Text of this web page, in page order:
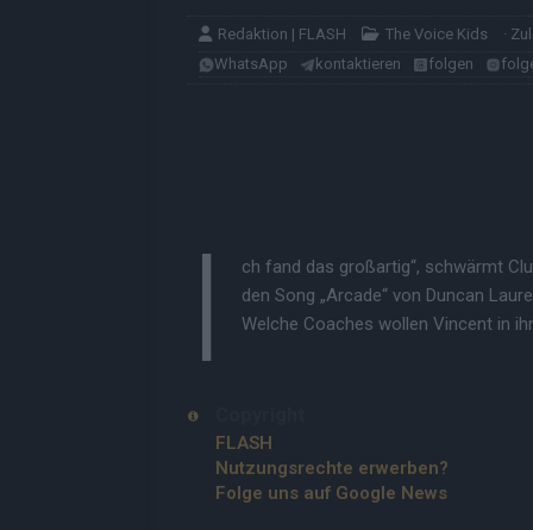
Redaktion | FLASH The Voice Kids ·
WhatsApp
kontaktieren folgen
I
ch fand das großartig“, schwärmt
den Song „Arcade“ von Duncan
Welche Coaches wollen Vincent in
FLASH
Nutzungsrechte erwerben?
Folge uns auf Google News